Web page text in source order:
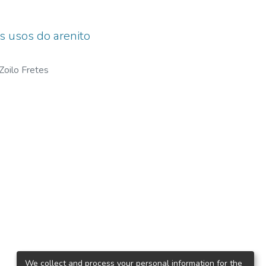
usos do arenito
Fretes
We collect and process your personal information for the